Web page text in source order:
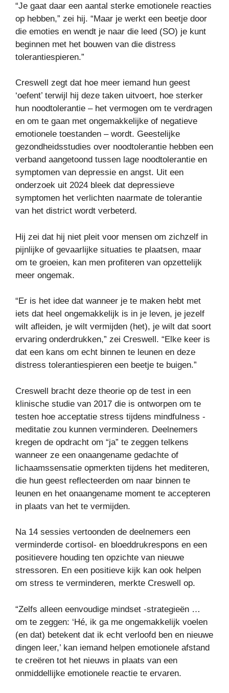
“Je gaat daar een aantal sterke emotionele reacties
op hebben,” zei hij. “Maar je werkt een beetje door
die emoties en wendt je naar die leed (SO) je kunt
beginnen met het bouwen van die distress
tolerantiespieren.”
Creswell zegt dat hoe meer iemand hun geest
‘oefent’ terwijl hij deze taken uitvoert, hoe sterker
hun noodtolerantie – het vermogen om te verdragen
en om te gaan met ongemakkelijke of negatieve
emotionele toestanden – wordt. Geestelijke
gezondheidsstudies over noodtolerantie hebben een
verband aangetoond tussen lage noodtolerantie en
symptomen van depressie en angst. Uit een
onderzoek uit 2024 bleek dat depressieve
symptomen het verlichten naarmate de tolerantie
van het district wordt verbeterd.
Hij zei dat hij niet pleit voor mensen om zichzelf in
pijnlijke of gevaarlijke situaties te plaatsen, maar
om te groeien, kan men profiteren van opzettelijk
meer ongemak.
“Er is het idee dat wanneer je te maken hebt met
iets dat heel ongemakkelijk is in je leven, je jezelf
wilt afleiden, je wilt vermijden (het), je wilt dat soort
ervaring onderdrukken,” zei Creswell. “Elke keer is
dat een kans om echt binnen te leunen en deze
distress tolerantiespieren een beetje te buigen.”
Creswell bracht deze theorie op de test in een
klinische studie van 2017 die is ontworpen om te
testen hoe acceptatie stress tijdens mindfulness -
meditatie zou kunnen verminderen. Deelnemers
kregen de opdracht om “ja” te zeggen telkens
wanneer ze een onaangename gedachte of
lichaamssensatie opmerkten tijdens het mediteren,
die hun geest reflecteerden om naar binnen te
leunen en het onaangename moment te accepteren
in plaats van het te vermijden.
Na 14 sessies vertoonden de deelnemers een
verminderde cortisol- en bloeddrukrespons en een
positievere houding ten opzichte van nieuwe
stressoren. En een positieve kijk kan ook helpen
om stress te verminderen, merkte Creswell op.
“Zelfs alleen eenvoudige mindset -strategieën …
om te zeggen: ‘Hé, ik ga me ongemakkelijk voelen
(en dat) betekent dat ik echt verloofd ben en nieuwe
dingen leer,’ kan iemand helpen emotionele afstand
te creëren tot het nieuws in plaats van een
onmiddellijke emotionele reactie te ervaren.